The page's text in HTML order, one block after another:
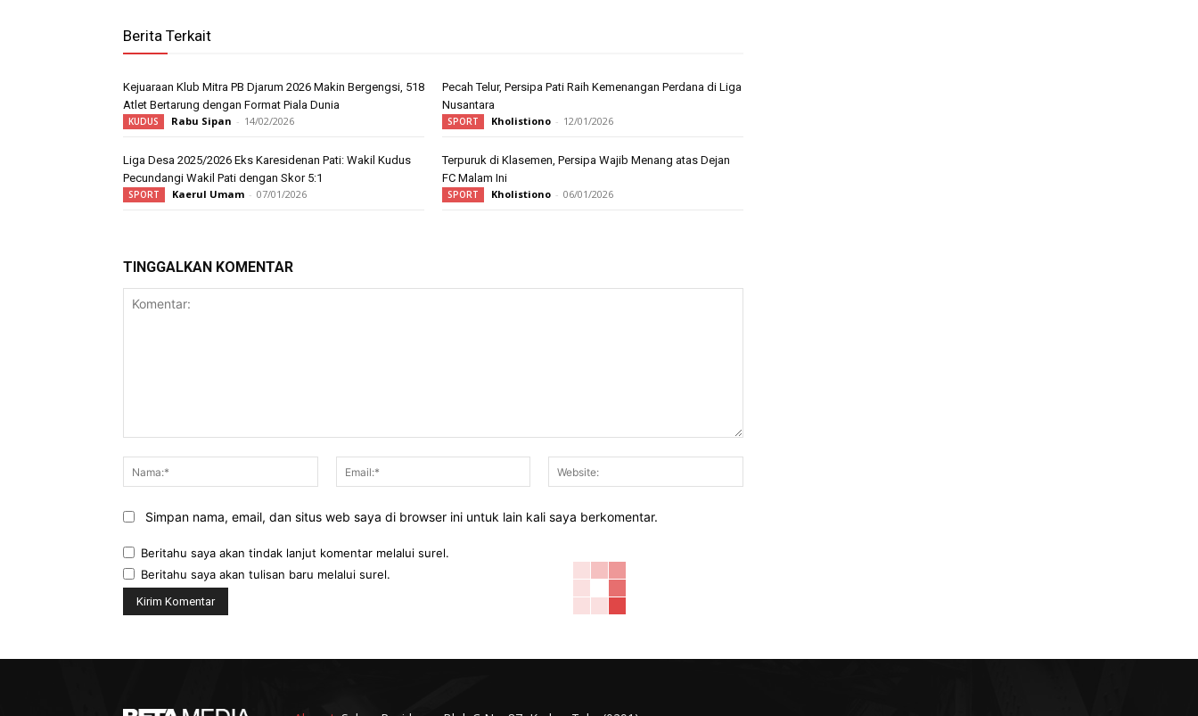
Berita Terkait
Kejuaraan Klub Mitra PB Djarum 2026 Makin Bergengsi, 518
Atlet Bertarung dengan Format Piala Dunia
KUDUS Rabu Sipan - 14/02/2026
Pecah Telur, Persipa Pati Raih Kemenangan Perdana di Liga
Nusantara
SPORT Kholistiono - 12/01/2026
Liga Desa 2025/2026 Eks Karesidenan Pati: Wakil Kudus
Pecundangi Wakil Pati dengan Skor 5:1
SPORT Kaerul Umam - 07/01/2026
Terpuruk di Klasemen, Persipa Wajib Menang atas Dejan
FC Malam Ini
SPORT Kholistiono - 06/01/2026
TINGGALKAN KOMENTAR
Nama:*
Email:*
Simpan nama, email, dan situs web saya di browser ini untuk lain kali saya berkomentar.
Beritahu saya akan tindak lanjut komentar melalui surel.
Beritahu saya akan tulisan baru melalui surel.